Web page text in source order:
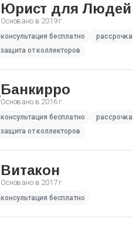
Юрист для Людей
Основано в 2019 г.
консультация бесплатно
рассрочка
защита от коллекторов
Банкирро
Основано в 2016 г.
консультация бесплатно
рассрочка
защита от коллекторов
Витакон
Основано в 2017 г.
консультация бесплатно